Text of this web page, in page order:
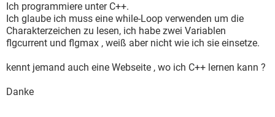
Ich programmiere unter C++.
Ich glaube ich muss eine while-Loop verwenden um die
Charakterzeichen zu lesen, ich habe zwei Variablen
flgcurrent und flgmax , weiß aber nicht wie ich sie einsetze.
kennt jemand auch eine Webseite , wo ich C++ lernen kann ?
Danke